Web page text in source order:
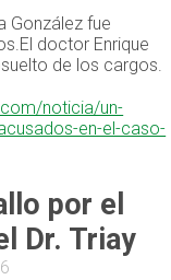
González fue
doctor Enrique
de los cargos.
noticia/un-
en-el-caso-
por el
Dr. Triay